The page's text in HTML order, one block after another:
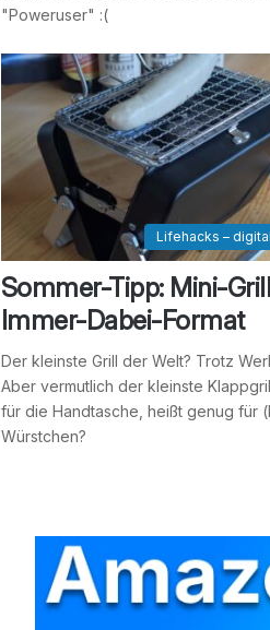
"Poweruser" :(
Lifehacks –
Sommer-Tipp: Mini-
Immer-Dabei-Format
Der kleinste Grill der Welt? Trotz
Aber vermutlich der kleinste
für die Handtasche, heißt genug für
Würstchen?